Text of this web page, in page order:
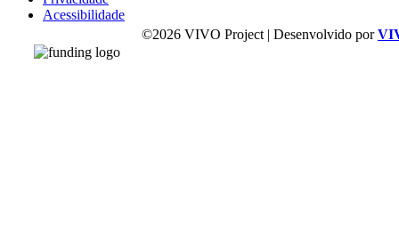
Acessibilidade
©2026 VIVO Project | Desenvolvido por